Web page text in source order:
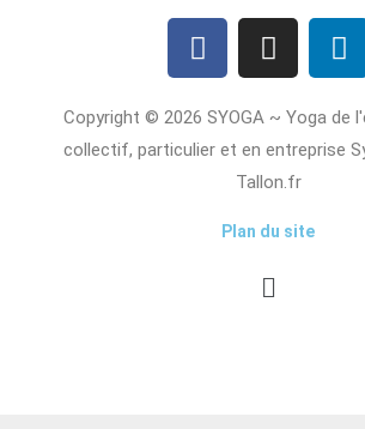
Copyright © 2026 SYOGA ~ Yoga de
collectif, particulier et en entreprise
Tallon.fr
Plan du site